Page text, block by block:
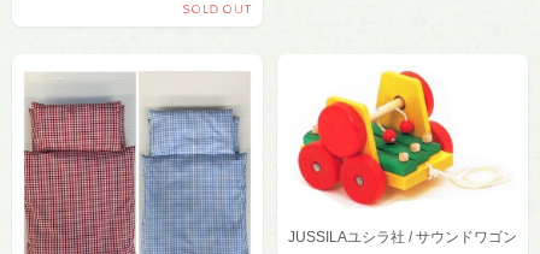
SOLD OUT
JUSSILAユシラ社 / サウンドワゴン